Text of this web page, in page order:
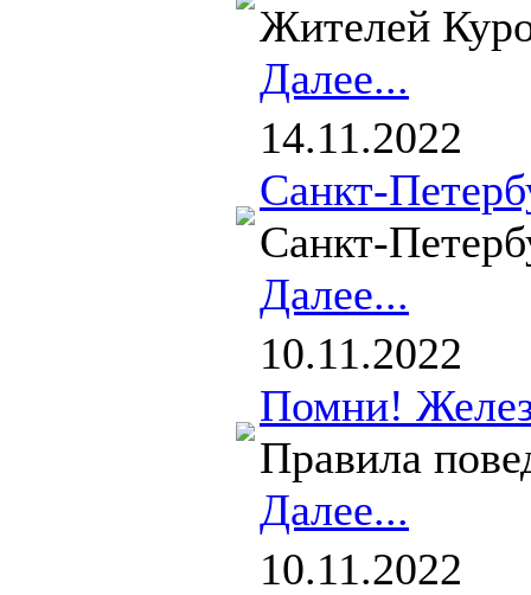
Жителей
Далее...
14.11.2022
Санкт-
Санкт-
Далее...
10.11.2022
Помни!
Правила
Далее...
10.11.2022